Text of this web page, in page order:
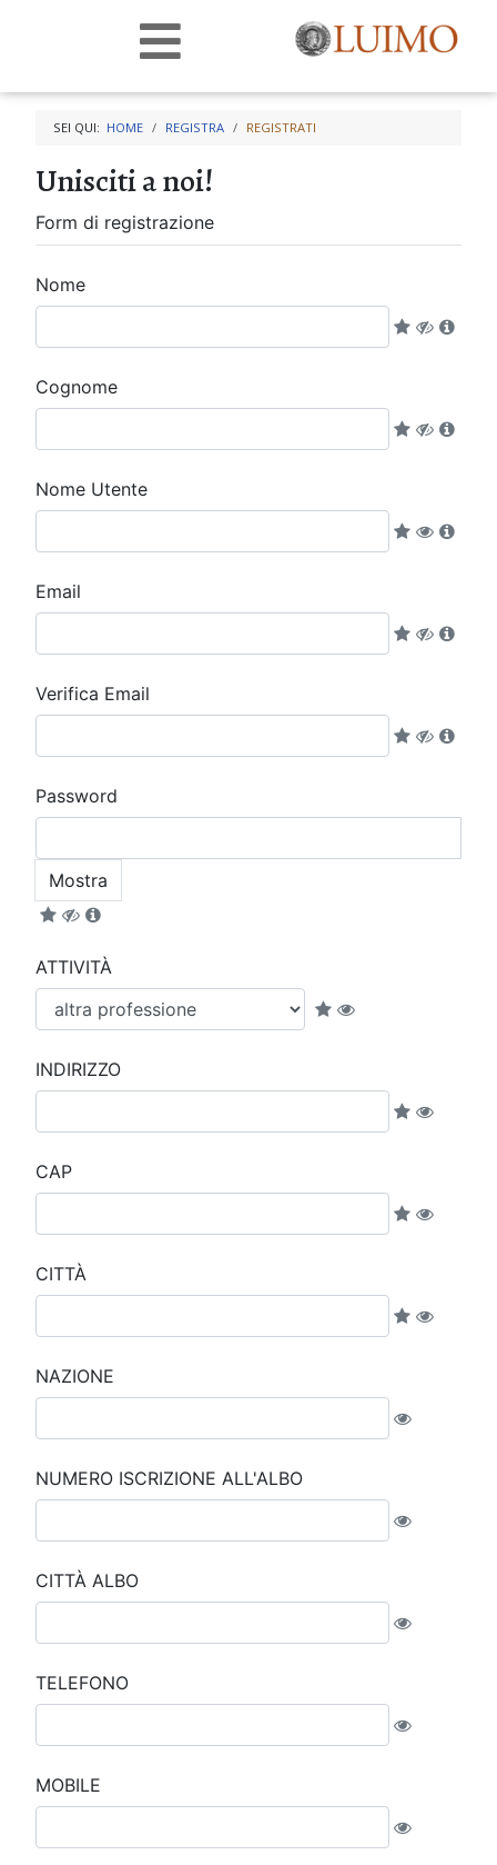
SEI QUI: HOME REGISTRA REGISTRATI
Unisciti a noi!
Form di registrazione
Nome
Cognome
Nome Utente
Email
Verifica Email
Password
Mostra
ATTIVITÀ
INDIRIZZO
CAP
CITTÀ
NAZIONE
NUMERO ISCRIZIONE ALL'ALBO
CITTÀ ALBO
TELEFONO
MOBILE